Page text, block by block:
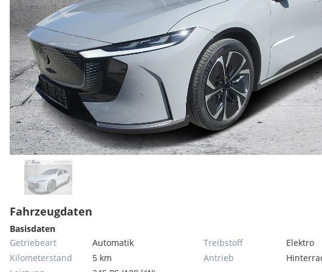
Fahrzeugdaten
Basisdaten
Getriebeart
Automatik
Kilometerstand
5 km
Treibstoff
Elektro
Antrieb